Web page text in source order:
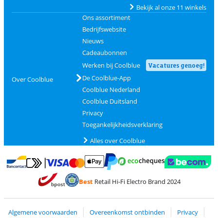
Bekijk al onze 11 winkels
Over Coolblue
Ons assortiment
Bedrijfswebsite
Nieuws
Cadeaubonnen
Werken bij Coolblue
Vacatures genoeg!
De Coolblue-App
Coolblue Nederland
Coolblue Duitsland
Privacy
Toegankelijkheidsverklaring
Alles over Coolblue
Betalen met Bancontact
Betalen met MasterCard en Visa via ClickToPay
BestRetail Hi-Fi Electro Brand 2024
Algemene voorwaarden Overeenkomst ontbinden Privacy